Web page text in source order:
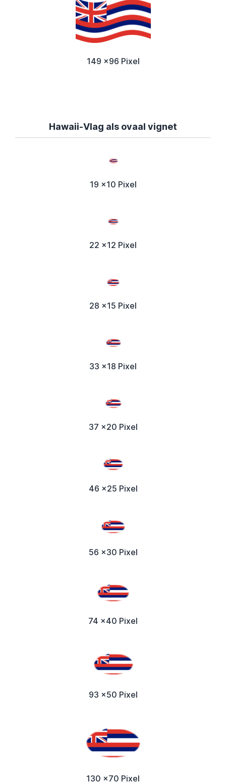
149 x96 Pixel
Hawaii-Vlag als ovaal vignet
19 x10 Pixel
22 x12 Pixel
28 x15 Pixel
33 x18 Pixel
37 x20 Pixel
46 x25 Pixel
56 x30 Pixel
74 x40 Pixel
93 x50 Pixel
130 x70 Pixel